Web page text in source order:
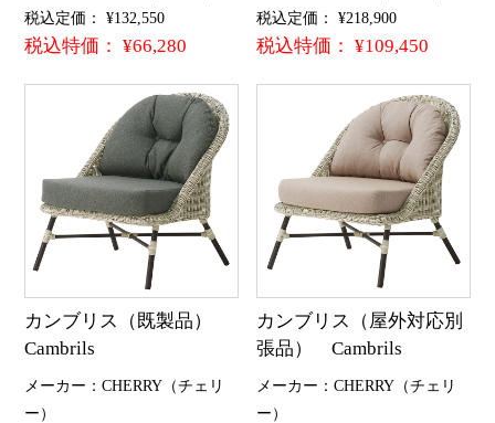
税込定価： ¥132,550
税込特価： ¥66,280
税込定価： ¥218,900
税込特価： ¥109,450
カンブリス（既製品）
Cambrils
メーカー：CHERRY（チェリ
ー）
カンブリス（屋外対応別
張品） Cambrils
メーカー：CHERRY（チェリ
ー）